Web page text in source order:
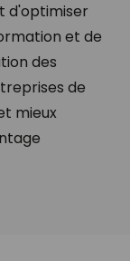
d'optimiser
et de
des
de
mieux